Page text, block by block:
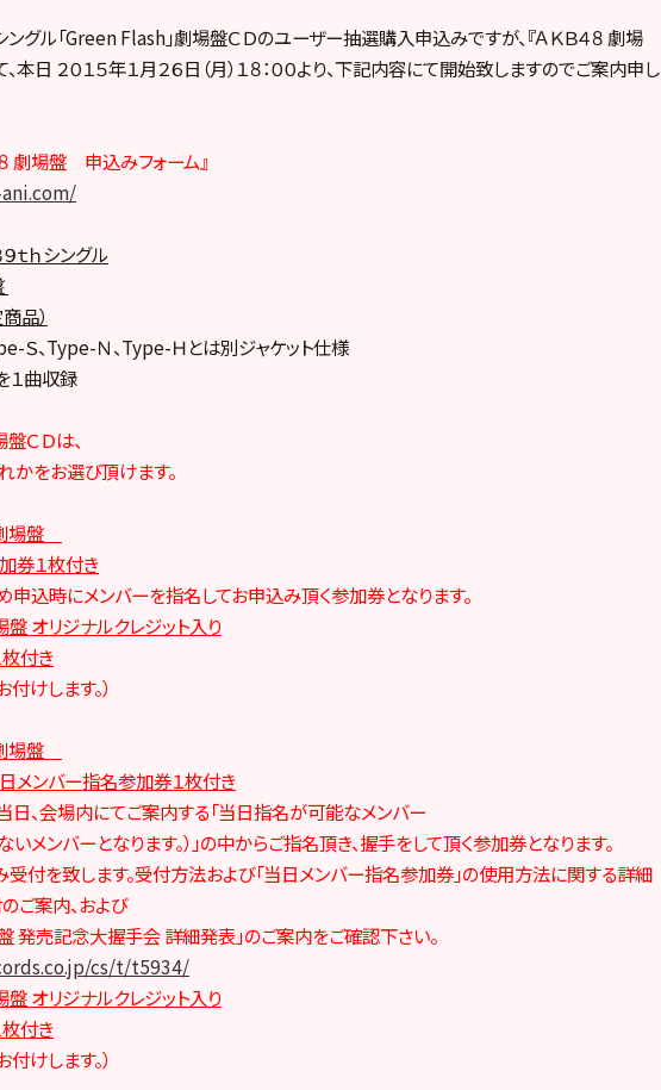
シングル「Green Flash」劇場盤ＣＤのユーザー抽選購入申込みですが、『ＡＫＢ４８ 劇場
日 ２０１５年１月２６日（月）１８：００より、下記内容にて開始致しますのでご案内申し
劇場盤 申込みフォーム』
ｔｈシングル
品）
Ｓ、Type-Ｎ、Type-Ｈとは別ジャケット仕様
１曲収録
ＣＤは、
をお選び頂けます。
場盤
券１枚付き
申込時にメンバーを指名してお申込み頂く参加券となります。
オリジナルクレジット入り
付き
けします。）
場盤
メンバー指名参加券１枚付き
、会場内にてご案内する「当日指名が可能なメンバー
いメンバーとなります。）」の中からご指名頂き、握手をして頂く参加券となります。
受付を致します。受付方法および「当日メンバー指名参加券」の使用方法に関する詳細
ご案内、および
盤 発売記念大握手会 詳細発表」のご案内をご確認下さい。
cs/t/t5934/
オリジナルクレジット入り
付き
けします。）